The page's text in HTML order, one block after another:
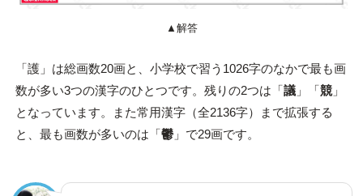
▲解答
「護」は総画数20画と、小学校で習う1026字のなかで最も画
数が多い3つの漢字のひとつです。残りの2つは「議」「競」
となっています。また常用漢字（全2136字）まで拡張する
と、最も画数が多いのは「鬱」で29画です。